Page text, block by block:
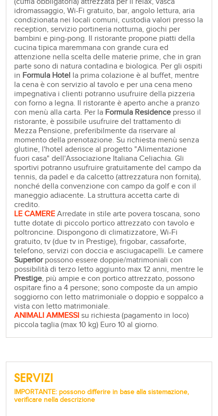
idromassaggio, Wi-Fi gratuito, bar, angolo lettura, aria
condizionata nei locali comuni, custodia valori presso la
reception, servizio portineria notturna, giochi per
bambini e ping-pong. Il ristorante propone piatti della
cucina tipica maremmana con grande cura ed
attenzione nella scelta delle materie prime, che in gran
parte sono di natura contadina e biologica. Per gli ospiti
in Formula Hotel la prima colazione è al buffet, mentre
la cena è con servizio al tavolo e per una cena meno
impegnativa i clienti potranno usufruire della pizzeria
con forno a legna. Il ristorante è aperto anche a pranzo
con menù alla carta. Per la Formula Residence presso il
ristorante, è possibile usufruire del trattamento di
Mezza Pensione, preferibilmente da riservare al
momento della prenotazione. Su richiesta menù senza
glutine, l'hotel aderisce al progetto "Alimentazione
fuori casa" dell'Associazione Italiana Celiachia. Gli
sportivi potranno usufruire gratuitamente del campo da
tennis, da padel e da calcetto (attrezzatura non fornita),
nonché della convenzione con campo da golf e con il
maneggio adiacente. La struttura accetta carte di
credito.
LE CAMERE Arredate in stile arte povera toscana, sono
tutte dotate di piccolo portico attrezzato con tavolo e
poltroncine. Dispongono di climatizzatore, Wi-Fi
gratuito, tv (due tv in Prestige), frigobar, cassaforte,
telefono, servizi con doccia e asciugacapelli. Le camere
Superiorpossono essere doppie/matrimoniali con
possibilità di terzo letto aggiunto max 12 anni, mentre le
Prestige, più ampie e con portico attrezzato, possono
ospitare fino a 4 persone; sono composte da un ampio
soggiorno con letto matrimoniale o doppio e soppalco a
vista con letto matrimoniale.
ANIMALI AMMESSI su richiesta (pagamento in loco)
piccola taglia (max 10 kg) Euro 10 al giorno.
SERVIZI
IMPORTANTE: possono differire in base alla sistemazione,
verificare nella descrizione